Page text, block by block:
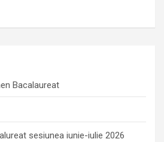
Bacalaureat
sesiunea iunie-iulie 2026